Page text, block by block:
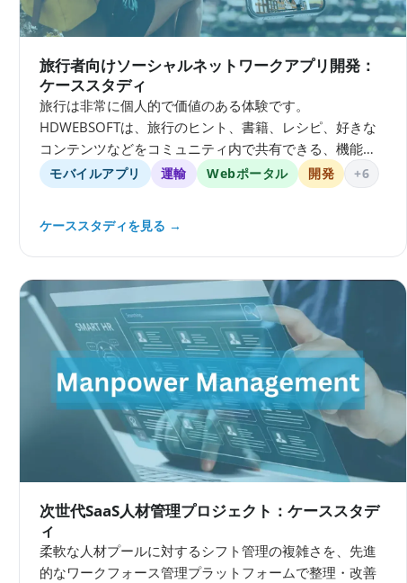
旅行者向けソーシャルネットワークアプリ開発：
ケーススタディ
旅行は非常に個人的で価値のある体験です。
HDWEBSOFTは、旅行のヒント、書籍、レシピ、好きな
コンテンツなどをコミュニティ内で共有できる、機能豊
富な旅行者向けソーシャルネットワークを開発できま
す。
モバイルアプリ 運輸 Webポータル 開発 +6
ケーススタディを見る →
次世代SaaS人材管理プロジェクト：ケーススタデ
ィ
柔軟な人材プールに対するシフト管理の複雑さを、先進
的なワークフォース管理プラットフォームで整理・改善